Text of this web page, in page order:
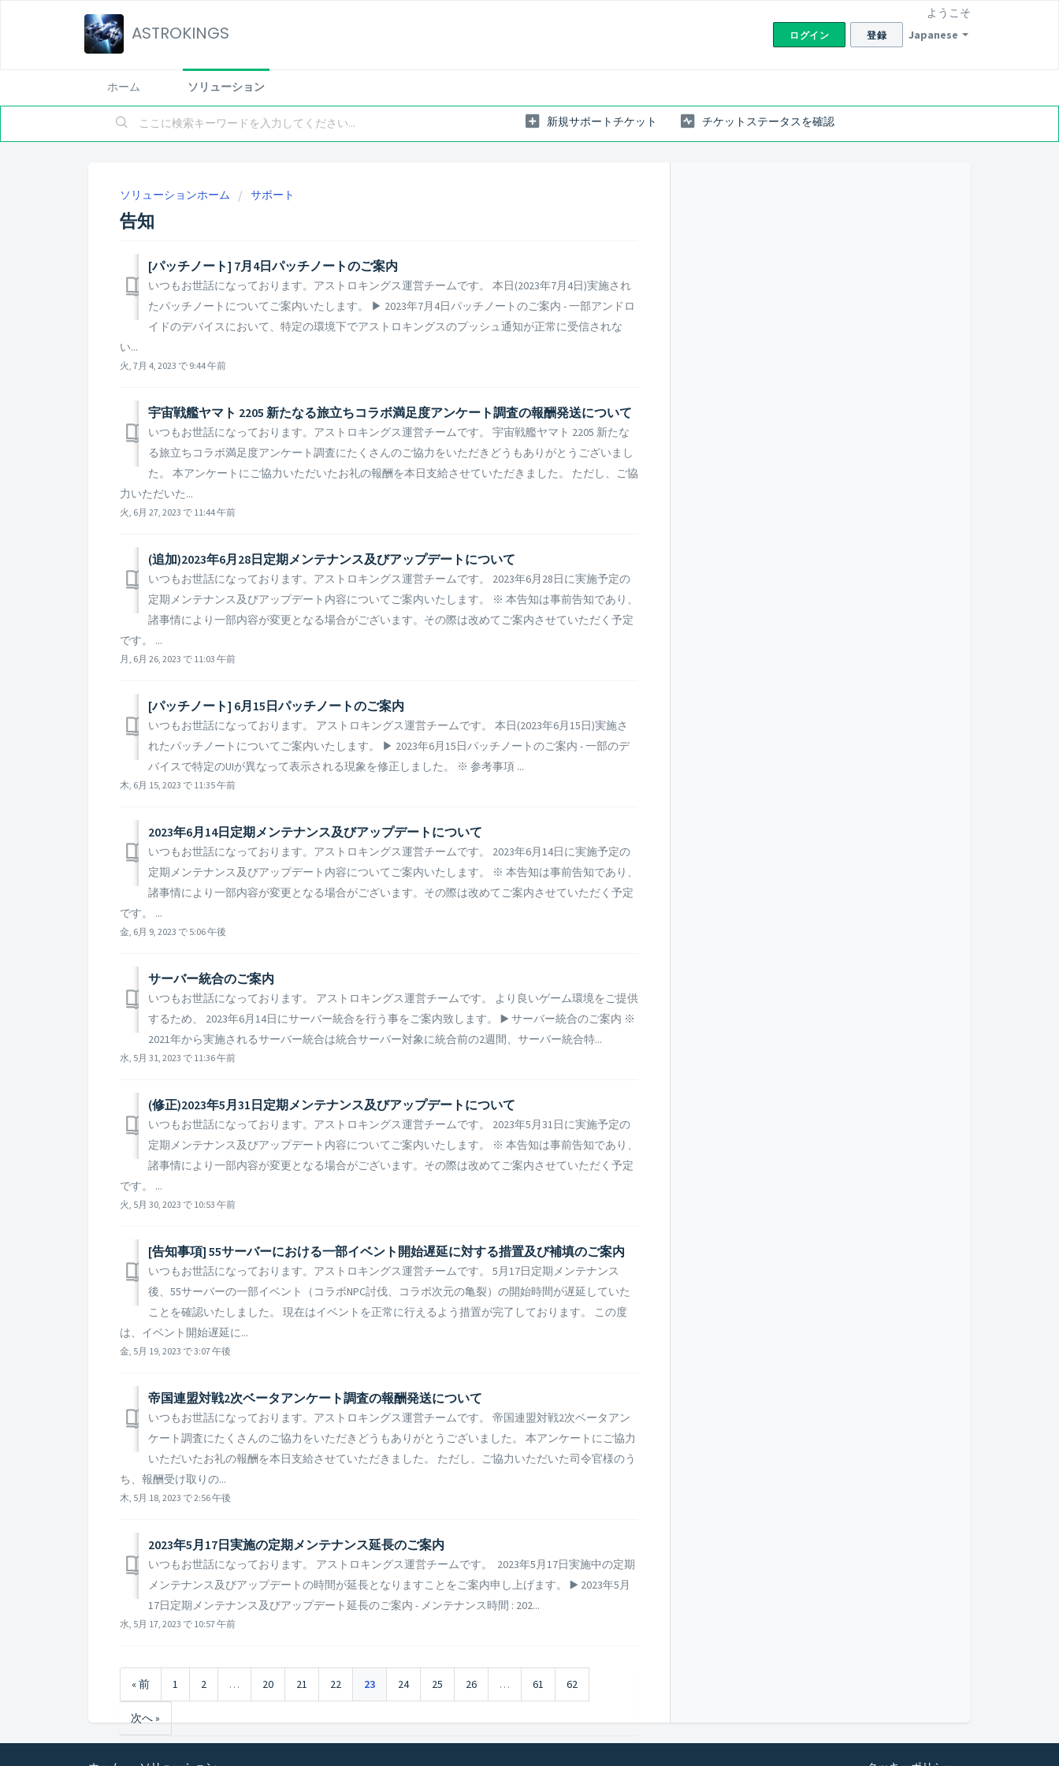
ASTROKINGS Japanese
ようこそ
ログイン 登録
ホーム ソリューション
新規サポートチケット チケットステータスを確認
ソリューションホーム サポート
告知
[パッチノート] 7月4日パッチノートのご案内
いつもお世話になっております。アストロキングス運営チームです。 本日(2023年7月4日)実施され
たパッチノートについてご案内いたします。 ▶ 2023年7月4日パッチノートのご案内 - 一部アンドロ
イドのデバイスにおいて、特定の環境下でアストロキングスのプッシュ通知が正常に受信されな
い...
火, 7月 4, 2023 で 9:44 午前
宇宙戦艦ヤマト 2205 新たなる旅立ちコラボ満足度アンケート調査の報酬発送について
いつもお世話になっております。アストロキングス運営チームです。 宇宙戦艦ヤマト 2205 新たな
る旅立ちコラボ満足度アンケート調査にたくさんのご協力をいただきどうもありがとうございまし
た。 本アンケートにご協力いただいたお礼の報酬を本日支給させていただきました。 ただし、ご協
力いただいた...
火, 6月 27, 2023 で 11:44 午前
(追加)2023年6月28日定期メンテナンス及びアップデートについて
いつもお世話になっております。アストロキングス運営チームです。 2023年6月28日に実施予定の
定期メンテナンス及びアップデート内容についてご案内いたします。 ※ 本告知は事前告知であり、
諸事情により一部内容が変更となる場合がございます。その際は改めてご案内させていただく予定
です。 ...
月, 6月 26, 2023 で 11:03 午前
[パッチノート] 6月15日パッチノートのご案内
いつもお世話になっております。 アストロキングス運営チームです。 本日(2023年6月15日)実施さ
れたパッチノートについてご案内いたします。 ▶ 2023年6月15日パッチノートのご案内 - 一部のデ
バイスで特定のUIが異なって表示される現象を修正しました。 ※ 参考事項 ...
木, 6月 15, 2023 で 11:35 午前
2023年6月14日定期メンテナンス及びアップデートについて
いつもお世話になっております。アストロキングス運営チームです。 2023年6月14日に実施予定の
定期メンテナンス及びアップデート内容についてご案内いたします。 ※ 本告知は事前告知であり、
諸事情により一部内容が変更となる場合がございます。その際は改めてご案内させていただく予定
です。 ...
金, 6月 9, 2023 で 5:06 午後
サーバー統合のご案内​
いつもお世話になっております。 アストロキングス運営チームです。 より良いゲーム環境をご提供
するため、 2023年6月14日にサーバー統合を行う事をご案内致します。 ▶️ サーバー統合のご案内 ※
2021年から実施されるサーバー統合は統合サーバー対象に統合前の2週間、サーバー統合特...
水, 5月 31, 2023 で 11:36 午前
(修正)2023年5月31日定期メンテナンス及びアップデートについて
いつもお世話になっております。アストロキングス運営チームです。 2023年5月31日に実施予定の
定期メンテナンス及びアップデート内容についてご案内いたします。 ※ 本告知は事前告知であり、
諸事情により一部内容が変更となる場合がございます。その際は改めてご案内させていただく予定
です。 ...
火, 5月 30, 2023 で 10:53 午前
[告知事項] 55サーバーにおける一部イベント開始遅延に対する措置及び補填のご案内
いつもお世話になっております。アストロキングス運営チームです。 5月17日定期メンテナンス
後、55サーバーの一部イベント（コラボNPC討伐、コラボ次元の亀裂）の開始時間が遅延していた
ことを確認いたしました。 現在はイベントを正常に行えるよう措置が完了しております。 この度
は、イベント開始遅延に...
金, 5月 19, 2023 で 3:07 午後
帝国連盟対戦2次ベータアンケート調査の報酬発送について
いつもお世話になっております。アストロキングス運営チームです。 帝国連盟対戦2次ベータアン
ケート調査にたくさんのご協力をいただきどうもありがとうございました。 本アンケートにご協力
いただいたお礼の報酬を本日支給させていただきました。 ただし、ご協力いただいた司令官様のう
ち、報酬受け取りの...
木, 5月 18, 2023 で 2:56 午後
2023年5月17日実施の定期メンテナンス延長のご案内
いつもお世話になっております。 アストロキングス運営チームです。 2023年5月17日実施中の定期
メンテナンス及びアップデートの時間が延長となりますことをご案内申し上げます。 ▶️ 2023年5月
17日定期メンテナンス及びアップデート延長のご案内 - メンテナンス時間 : 202...
水, 5月 17, 2023 で 10:57 午前
« 前 1 2 … 20 21 22 23 24 25 26 … 61 62
次へ »